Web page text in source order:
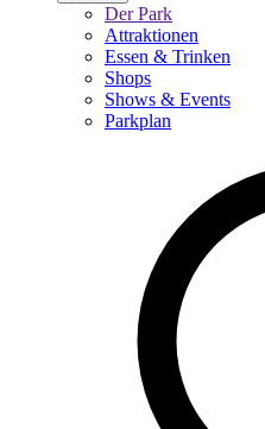
Der Park
Attraktionen
Essen & Trinken
Shops
Shows & Events
Parkplan